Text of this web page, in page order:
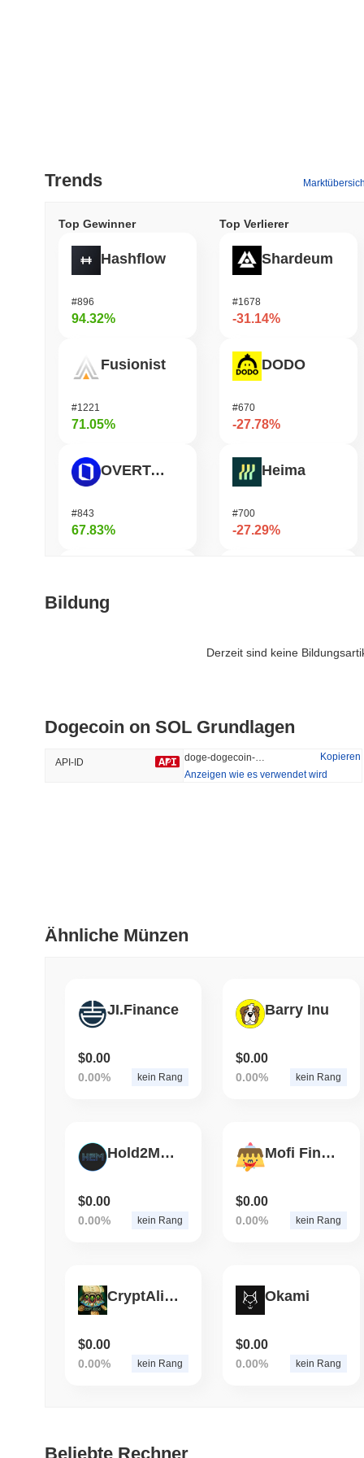
Trends
Top Gewinner
Hashflow
#896
94.32%
Fusionist
#1221
71.05%
OVERTAKE
#843
67.83%
#397
42.88%
Top Verlierer
Shardeum
#1678
-31.14%
DODO
#670
-27.78%
Heima
#700
-27.29%
#684
-19.08%
Bildung
Derzeit sind keine
Dogecoin on SOL Grundlagen
API-ID
Kopieren
Anzeigen wie es verwendet wird
Ähnliche Münzen
JI.Finance
$0.00
0.00% kein Rang
Barry Inu
$0.00
0.00% kein Rang
Hold2Moon
$0.00
0.00% kein Rang
Mofi Finance
$0.00
0.00% kein Rang
CryptAliens
$0.00
0.00% kein Rang
Okami
$0.00
0.00% kein Rang
Beliebte Rechner